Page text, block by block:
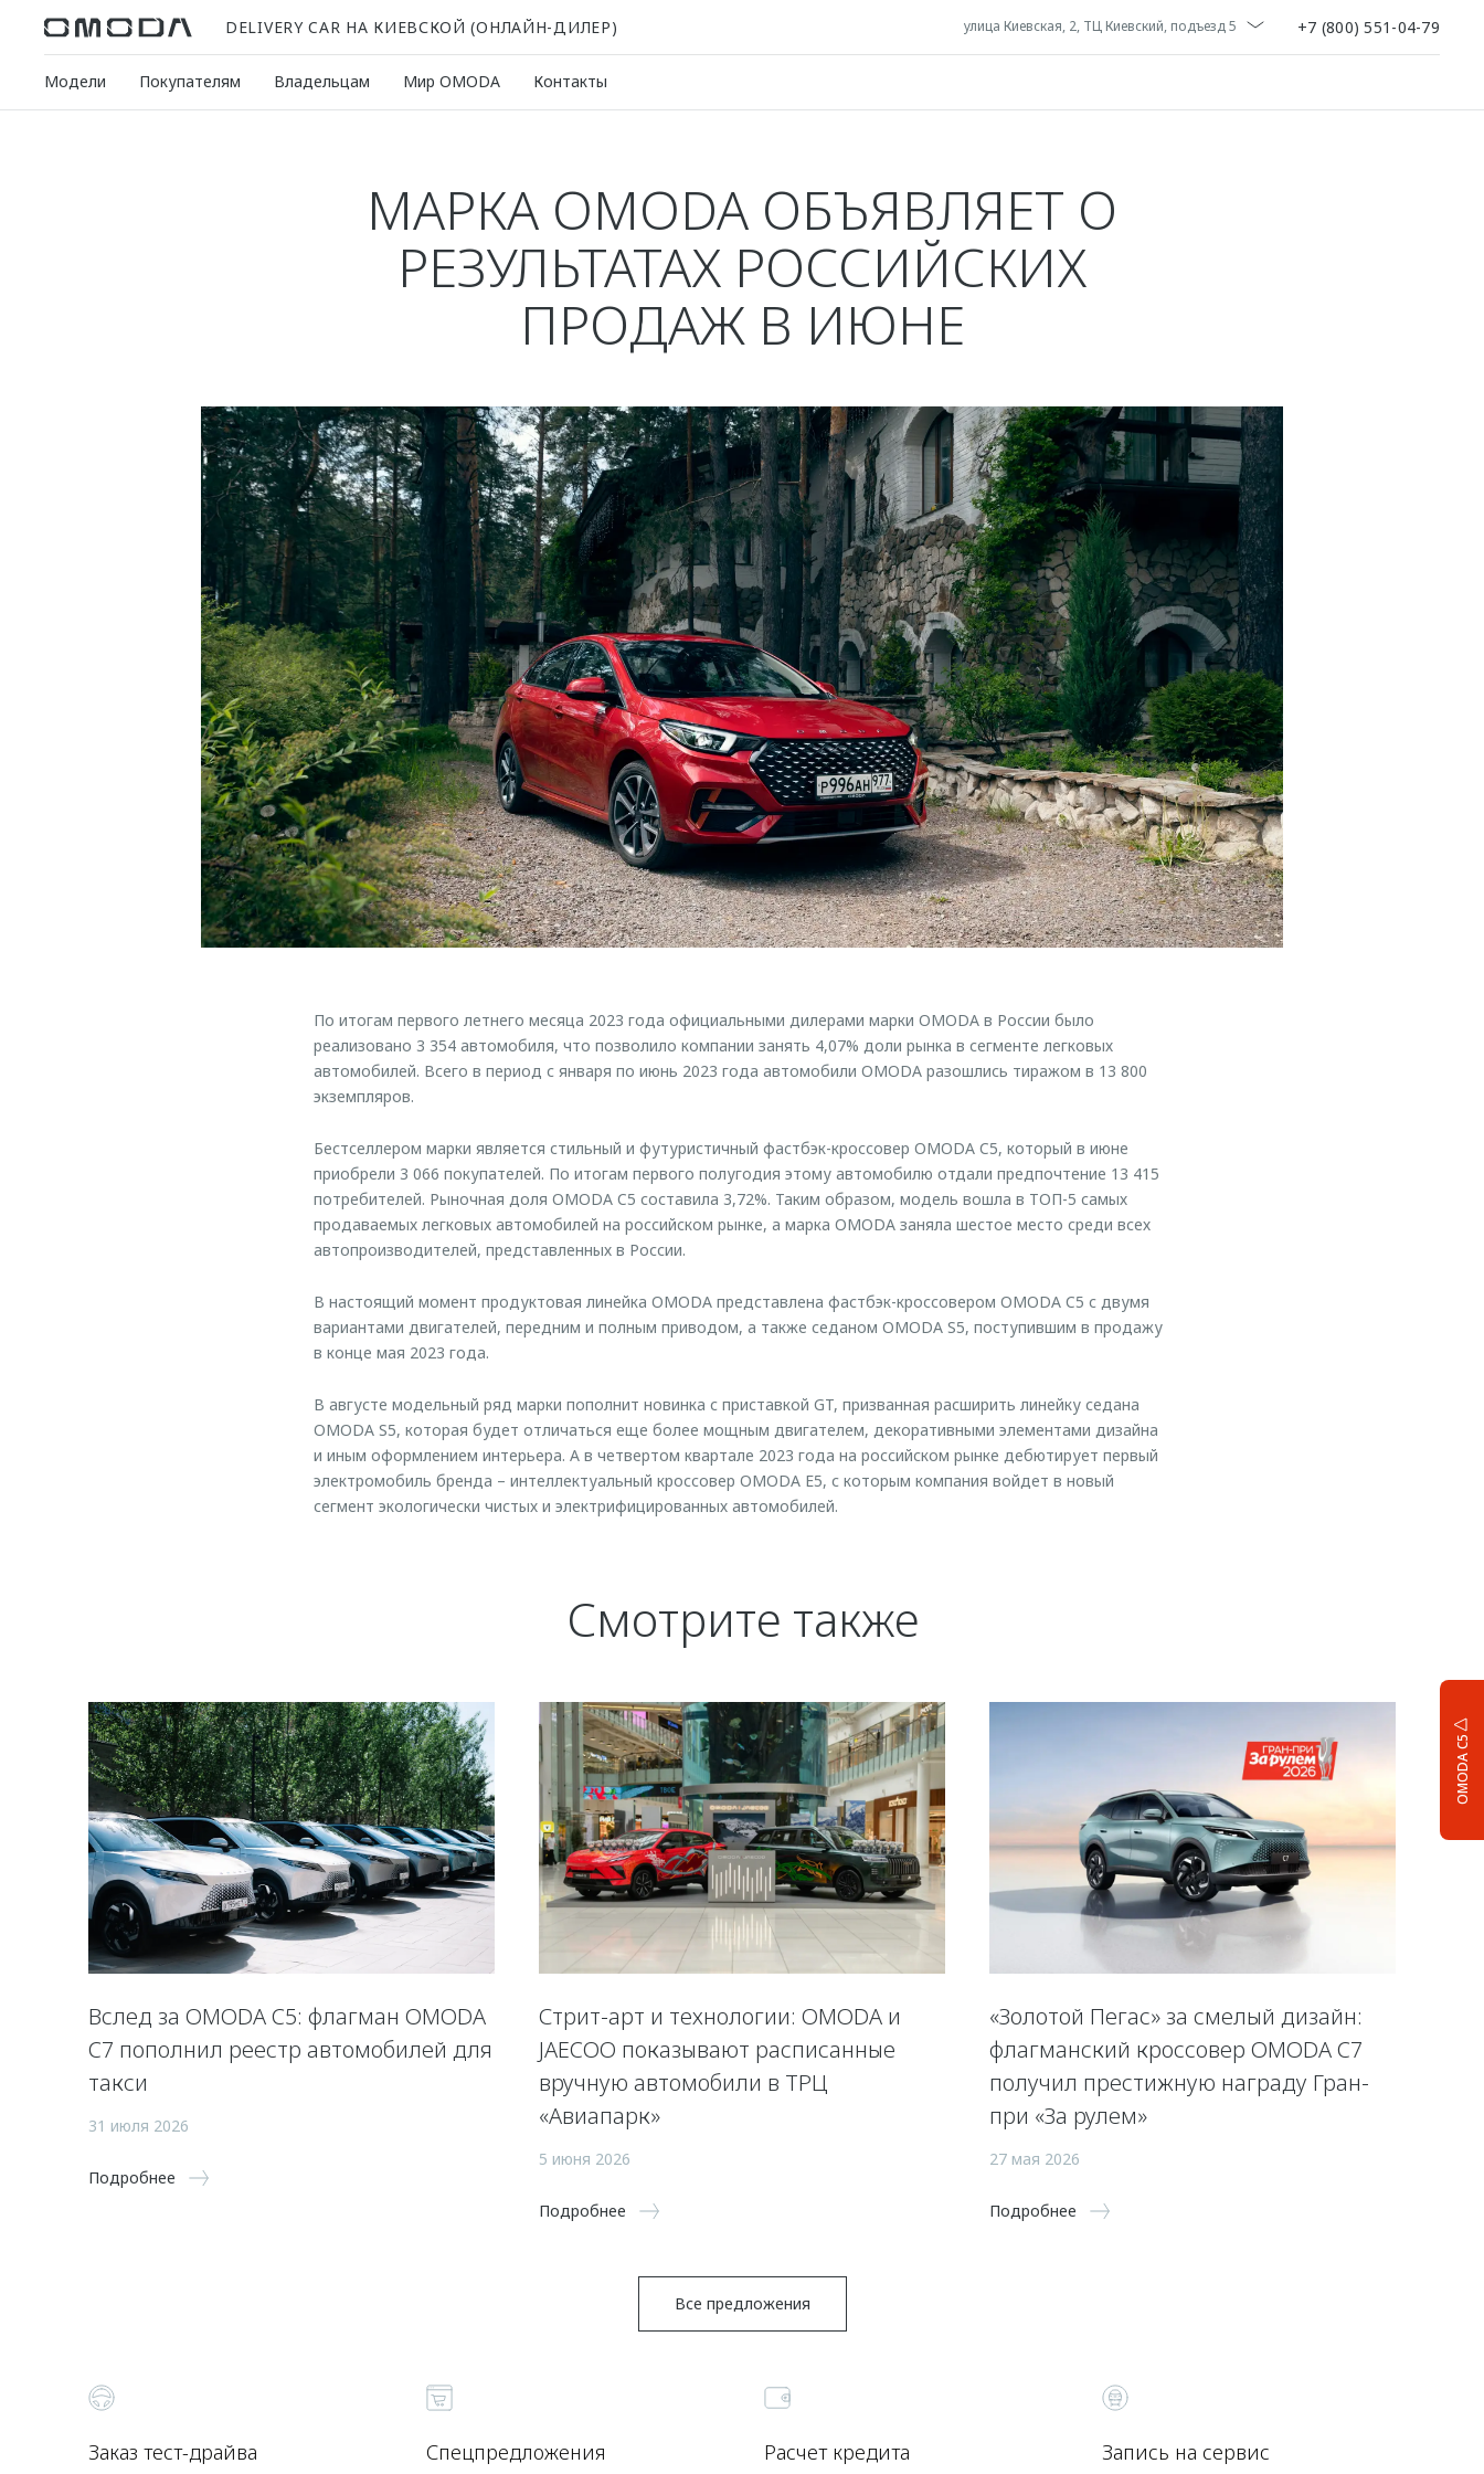
DELIVERY CAR НА КИЕВСКОЙ (ОНЛАЙН-ДИЛЕР) улица Киевская, 2, ТЦ Киевский, подъезд 5 +7 (800) 551-04-79
Модели Покупателям Владельцам Мир OMODA Контакты
OMODA C5
МАРКА OMODA ОБЪЯВЛЯЕТ О
РЕЗУЛЬТАТАХ РОССИЙСКИХ
ПРОДАЖ В ИЮНЕ
По итогам первого летнего месяца 2023 года официальными дилерами марки OMODA в России было
реализовано 3 354 автомобиля, что позволило компании занять 4,07% доли рынка в сегменте легковых
автомобилей. Всего в период с января по июнь 2023 года автомобили OMODA разошлись тиражом в 13 800
экземпляров.
Бестселлером марки является стильный и футуристичный фастбэк-кроссовер OMODA C5, который в июне
приобрели 3 066 покупателей. По итогам первого полугодия этому автомобилю отдали предпочтение 13 415
потребителей. Рыночная доля OMODA C5 составила 3,72%. Таким образом, модель вошла в ТОП-5 самых
продаваемых легковых автомобилей на российском рынке, а марка OMODA заняла шестое место среди всех
автопроизводителей, представленных в России.
В настоящий момент продуктовая линейка OMODA представлена фастбэк-кроссовером OMODA C5 с двумя
вариантами двигателей, передним и полным приводом, а также седаном OMODA S5, поступившим в продажу
в конце мая 2023 года.
В августе модельный ряд марки пополнит новинка с приставкой GT, призванная расширить линейку седана
OMODA S5, которая будет отличаться еще более мощным двигателем, декоративными элементами дизайна
и иным оформлением интерьера. А в четвертом квартале 2023 года на российском рынке дебютирует первый
электромобиль бренда – интеллектуальный кроссовер OMODA E5, с которым компания войдет в новый
сегмент экологически чистых и электрифицированных автомобилей.
Смотрите также
Вслед за OMODA C5: флагман OMODA
C7 пополнил реестр автомобилей для
такси
31 июля 2026
Подробнее
Стрит-арт и технологии: OMODA и
JAECOO показывают расписанные
вручную автомобили в ТРЦ
«Авиапарк»
5 июня 2026
Подробнее
«Золотой Пегас» за смелый дизайн:
флагманский кроссовер OMODA C7
получил престижную награду Гран-
при «За рулем»
27 мая 2026
Подробнее
Все предложения
Заказ тест-драйва Спецпредложения Расчет кредита Запись на сервис